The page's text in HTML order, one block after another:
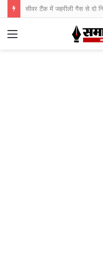
सीवर टैंक में जहरीली गैस से दो
Menu